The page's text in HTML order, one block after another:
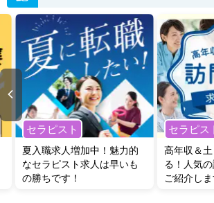
セラピスト
夏入職求人増加中！魅力的
なセラピスト求人は早いも
の勝ちです！
セラピス
高年収＆
る！人気
ご紹介しま